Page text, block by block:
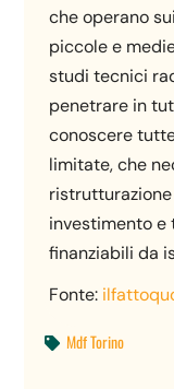
che operano
piccole e
studi tecnici
penetrare in
conoscere
limitate, che
investimento
finanziabili da
Fonte:
 Mdf Torino